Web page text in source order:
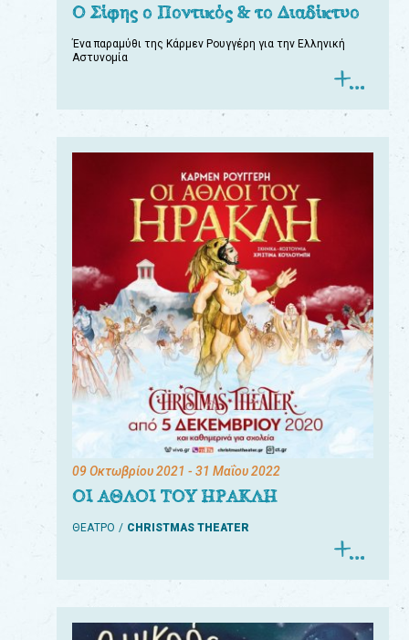
Ο Σίφης ο Ποντικός & το Διαδίκτυο
Ένα παραμύθι της Κάρμεν Ρουγγέρη για την Ελληνική
Αστυνομία
09 Οκτωβρίου 2021 - 31 Μαΐου 2022
ΟΙ ΑΘΛΟΙ ΤΟΥ ΗΡΑΚΛΗ
ΘΕΑΤΡΟ CHRISTMAS THEATER